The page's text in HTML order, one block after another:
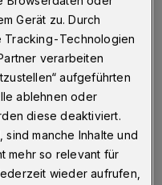
hat kein
ein
Lesezeit
Gerät zu. Durch
Tracking-Technologien
verarbeiten
aufgeführten
ablehnen oder
diese deaktiviert.
manche Inhalte und
mehr so relevant für
wieder aufrufen,